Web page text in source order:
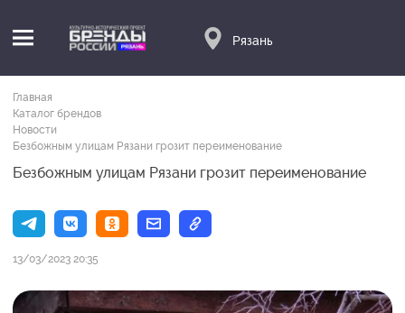
Рязань
Главная
Каталог брендов
Новости
Безбожным улицам Рязани грозит переименование
Безбожным улицам Рязани грозит переименование
13/03/2023 20:35